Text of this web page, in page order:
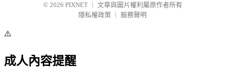
© 2026 PIXNET
文章與圖片權利屬原作者所有
隱私權政策
服務聲明
⚠️
成人內容提醒